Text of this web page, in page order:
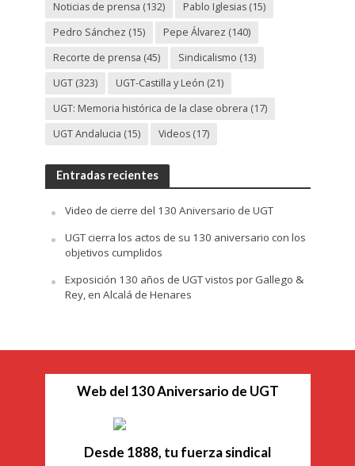
Noticias de prensa (132) Pablo Iglesias(15)
Pedro Sánchez (15) Pepe Álvarez (140)
Recorte de prensa (45) Sindicalismo (13)
UGT(323) UGT-Castilla y León (21)
UGT: Memoria histórica de la clase obrera (17)
UGT Andalucia (15) Videos(17)
Entradas recientes
Video de cierre del 130 Aniversario de UGT
UGT cierra los actos de su 130 aniversario con los
objetivos cumplidos
Exposición 130 años de UGT vistos por Gallego &
Rey, en Alcalá de Henares
Web del 130 Aniversario de UGT
Desde 1888, tu fuerza sindical